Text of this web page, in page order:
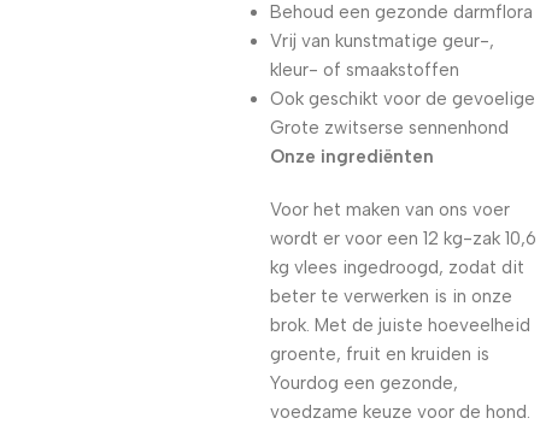
Behoud een gezonde darmflora
Vrij van kunstmatige geur-,
kleur- of smaakstoffen
Ook geschikt voor de gevoelige
Grote zwitserse sennenhond
Onze ingrediënten
Voor het maken van ons voer
wordt er voor een 12 kg-zak 10,6
kg vlees ingedroogd, zodat dit
beter te verwerken is in onze
brok. Met de juiste hoeveelheid
groente, fruit en kruiden is
Yourdog een gezonde,
voedzame keuze voor de hond.